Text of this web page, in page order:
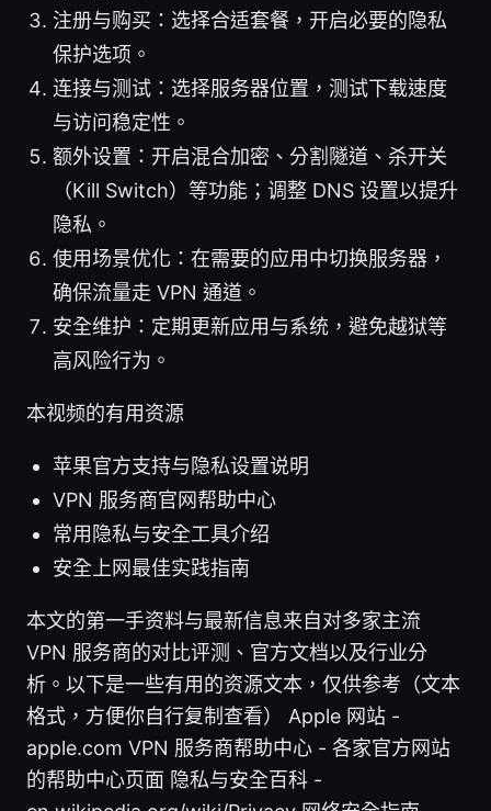
注册与购买：选择合适套餐，开启必要的隐私
保护选项。
连接与测试：选择服务器位置，测试下载速度
与访问稳定性。
额外设置：开启混合加密、分割隧道、杀开关
（Kill Switch）等功能；调整 DNS 设置以提升
隐私。
使用场景优化：在需要的应用中切换服务器，
确保流量走 VPN 通道。
安全维护：定期更新应用与系统，避免越狱等
高风险行为。
本视频的有用资源
苹果官方支持与隐私设置说明
VPN 服务商官网帮助中心
常用隐私与安全工具介绍
安全上网最佳实践指南
本文的第一手资料与最新信息来自对多家主流
VPN 服务商的对比评测、官方文档以及行业分
析。以下是一些有用的资源文本，仅供参考（文本
格式，方便你自行复制查看） Apple 网站 -
apple.com VPN 服务商帮助中心 - 各家官方网站
的帮助中心页面 隐私与安全百科 -